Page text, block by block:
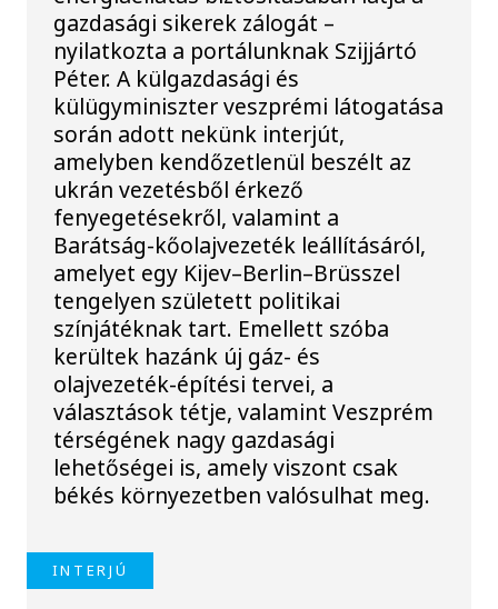
gazdasági sikerek zálogát –
nyilatkozta a portálunknak Szijjártó
Péter. A külgazdasági és
külügyminiszter veszprémi látogatása
során adott nekünk interjút,
amelyben kendőzetlenül beszélt az
ukrán vezetésből érkező
fenyegetésekről, valamint a
Barátság-kőolajvezeték leállításáról,
amelyet egy Kijev–Berlin–Brüsszel
tengelyen született politikai
színjátéknak tart. Emellett szóba
kerültek hazánk új gáz- és
olajvezeték-építési tervei, a
választások tétje, valamint Veszprém
térségének nagy gazdasági
lehetőségei is, amely viszont csak
békés környezetben valósulhat meg.
INTERJÚ